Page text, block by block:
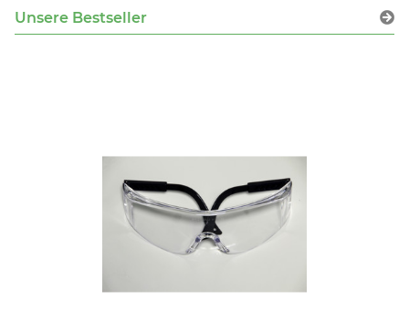
Unsere Bestseller